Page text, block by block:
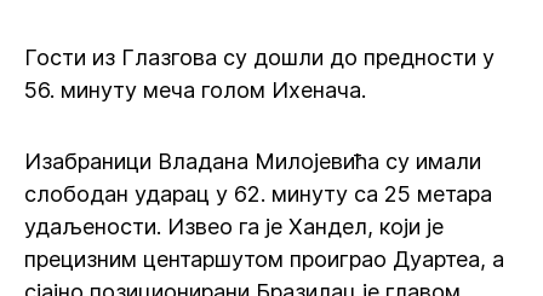
Гости из Глазгова су дошли до предности у
56. минуту меча голом Ихенача.
Изабраници Владана Милојевића су имали
слободан ударац у 62. минуту са 25 метара
удаљености. Извео га је Хандел, који је
прецизним центаршутом проиграо Дуартеа, а